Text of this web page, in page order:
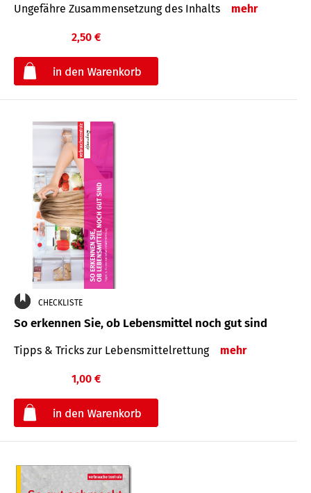
Ungefähre Zusammensetzung des Inhalts mehr
2,50 €
CHECKLISTE
So erkennen Sie, ob Lebensmittel noch gut sind
Tipps & Tricks zur Lebensmittelrettung mehr
1,00 €